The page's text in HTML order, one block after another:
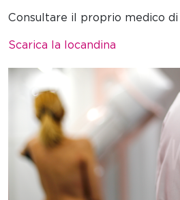
Consultare il proprio medico
Scarica la locandina